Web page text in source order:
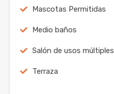
Mascotas Permitidas
Medio baños
Salón de usos múltiples
Terraza